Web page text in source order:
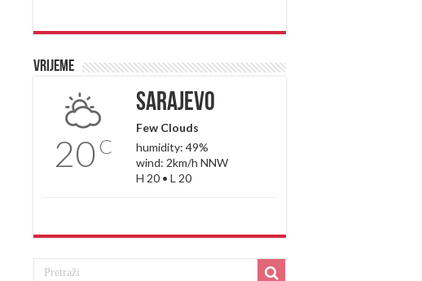
Vrijeme
20 C
Sarajevo
Few Clouds
humidity: 49%
wind: 2km/h NNW
H 20 • L 20